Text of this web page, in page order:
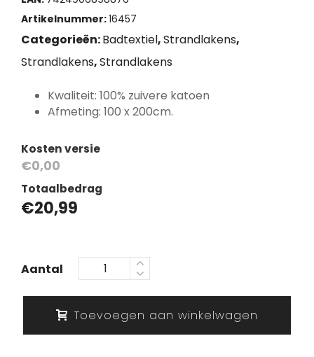
Artikelnummer:16457
Categorieën:Badtextiel,Strandlakens,
Strandlakens,Strandlakens
Kwaliteit: 100% zuivere katoen
Afmeting: 100 x 200cm.
Kosten versie
€0,00
Totaalbedrag
€20,99
Aantal
Toevoegen aan winkelwagen